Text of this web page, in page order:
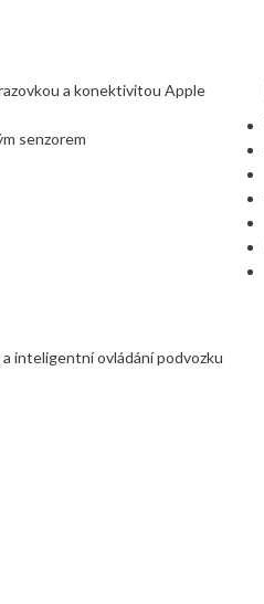
a konektivitou Apple
senzorem
inteligentní ovládání podvozku